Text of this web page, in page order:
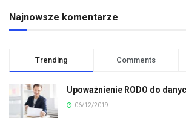
Najnowsze komentarze
Trending Comments
Upoważnienie RODO do
06/12/2019